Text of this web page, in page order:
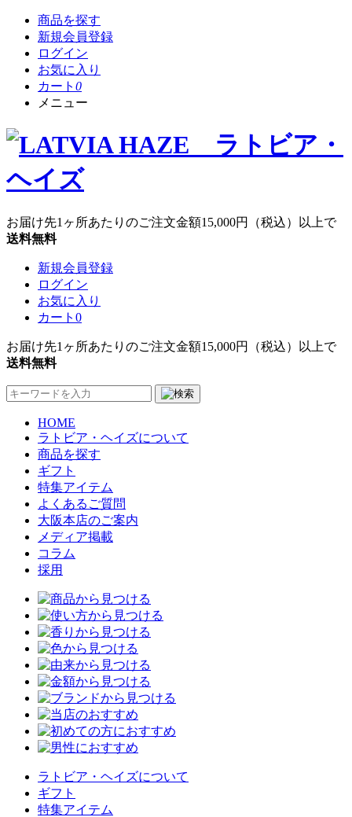
商品を探す
新規会員登録
ログイン
お気に入り
カート 0
メニュー
お届け先1ヶ所あたりのご注文金額15,000円
（税込）以上で
送料無料
新規会員登録
ログイン
お気に入り
カート 0
お届け先1ヶ所あたりのご注文金額15,000円
（税込）以上で
送料無料
HOME
ラトビア・ヘイズについて
商品を探す
ギフト
特集アイテム
よくあるご質問
大阪本店のご案内
メディア掲載
コラム
採用
ラトビア・ヘイズについて
ギフト
特集アイテム